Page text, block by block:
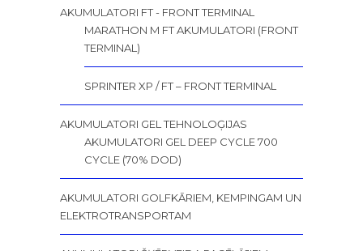
AKUMULATORI FT - FRONT TERMINAL
MARATHON M FT AKUMULATORI (FRONT
TERMINAL)
SPRINTER XP / FT – FRONT TERMINAL
AKUMULATORI GEL TEHNOLOĢIJAS
AKUMULATORI GEL DEEP CYCLE 700
CYCLE (70% DOD)
AKUMULATORI GOLFKĀRIEM, KEMPINGAM UN
ELEKTROTRANSPORTAM